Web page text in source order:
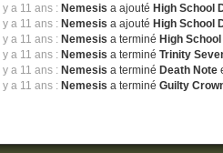
Il y a 11 ans : Nemesis a ajouté High School
Il y a 11 ans : Nemesis a ajouté High School
Il y a 11 ans : Nemesis a terminé High
Il y a 11 ans : Nemesis a terminéTrinity
Il y a 11 ans : Nemesis a terminé Death Note
Il y a 11 ans : Nemesis a terminéGuilty